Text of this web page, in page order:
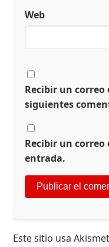
Web
Recibir un
siguientes
Recibir un correo
entrada.
Este sitio usa